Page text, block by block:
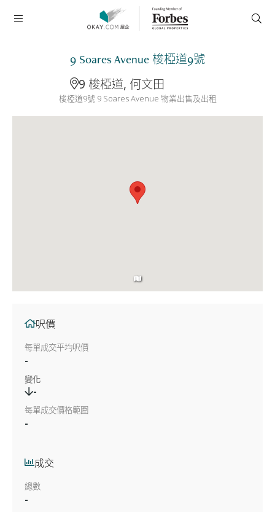
9 Soares Avenue 梭椏道9號
9 梭椏道, 何文田
梭椏道9號 9 Soares Avenue 物業出售及出租
呎價
每單成交平均呎價
-
變化
-
每單成交價格範圍
-
成交
總數
-